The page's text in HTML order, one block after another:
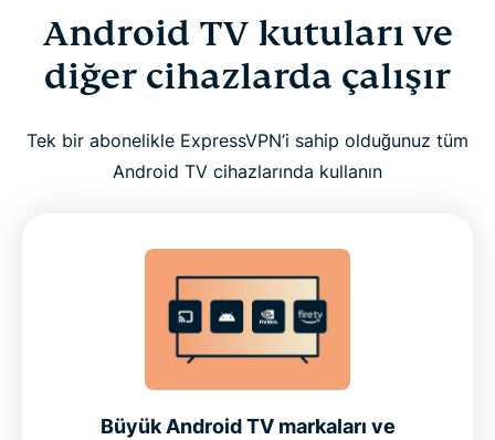
Android TV kutuları ve
diğer cihazlarda çalışır
Tek bir abonelikle ExpressVPN’i sahip olduğunuz tüm
Android TV cihazlarında kullanın
Büyük Android TV markaları ve